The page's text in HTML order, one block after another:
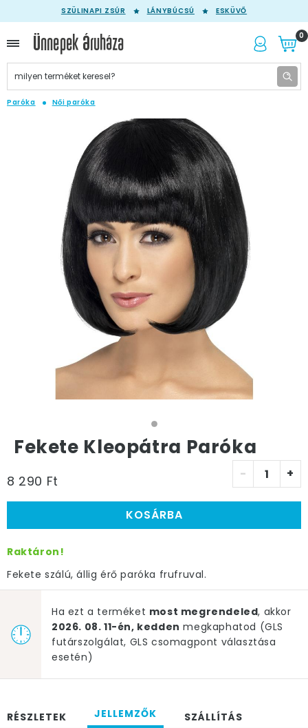
SZÜLINAPI ZSÚR LÁNYBÚCSÚ ESKÜVŐ
0
Paróka Női paróka
Fekete Kleopátra Paróka
8 290 Ft - +
KOSÁRBA
Raktáron!
Fekete szálú, állig érő paróka frufruval.
Ha ezt a terméket most megrendeled, akkor
2026. 08. 11-én, kedden megkaphatod (GLS
futárszolgálat, GLS csomagpont választása
esetén)
RÉSZLETEK JELLEMZŐK SZÁLLÍTÁS